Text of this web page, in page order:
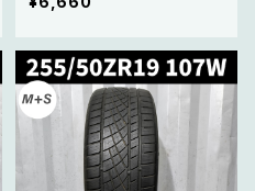
ル エクストリームコンタクト
ラ売り】1本